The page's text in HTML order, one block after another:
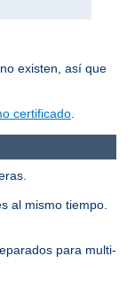
existen, así que
certificado
al mismo tiempo.
para multi-